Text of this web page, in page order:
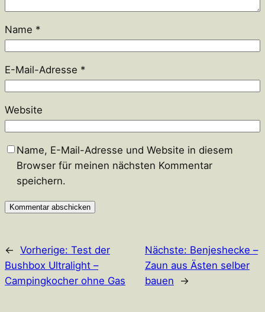
Name *
E-Mail-Adresse *
Website
Name, E-Mail-Adresse und Website in diesem
Browser für meinen nächsten Kommentar
speichern.
← Vorherige: Test der
Bushbox Ultralight –
Campingkocher ohne Gas
Nächste: Benjeshecke –
Zaun aus Ästen selber
bauen
→